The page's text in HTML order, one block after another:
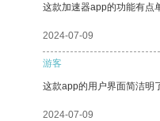
这款加速器app的功能有点
2024-07-09
游客
这款app的用户界面简洁明
2024-07-09